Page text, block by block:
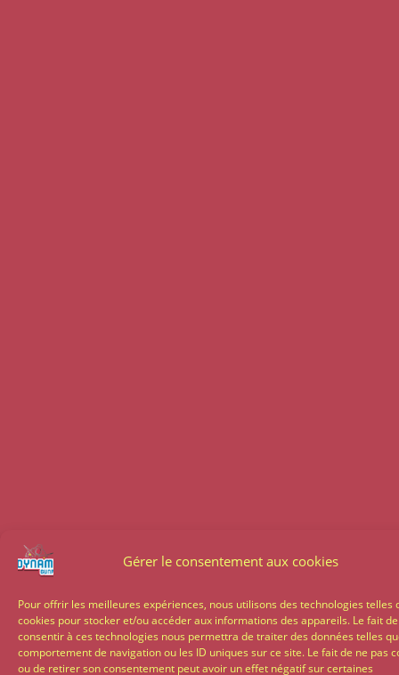
Gérer le consentement aux cookies
Pour offrir les meilleures expériences, nous utilisons des technologies telles
cookies pour stocker et/ou accéder aux informations des appareils. Le fait de
consentir à ces technologies nous permettra de traiter des données telles
comportement de navigation ou les ID uniques sur ce site. Le fait de ne pas
ou de retirer son consentement peut avoir un effet négatif sur certaines